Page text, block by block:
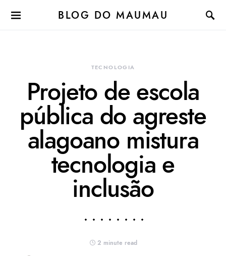
BLOG DO MAUMAU
TECNOLOGIA
Projeto de escola
pública do agreste
alagoano mistura
tecnologia e
inclusão
2 minute read